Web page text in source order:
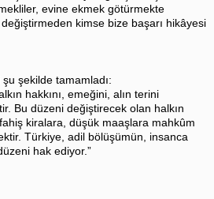
evine ekmek götürmekte
kimse bize başarı hikâyesi
şu şekilde tamamladı:
hakkını, emeğini, alın terini
Bu düzeni değiştirecek olan halkın
kiralara, düşük maaşlara mahkûm
Türkiye, adil bölüşümün, insanca
hak ediyor.”